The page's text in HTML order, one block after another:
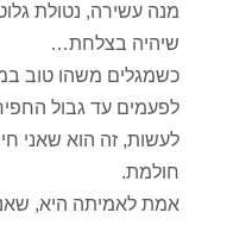
מנה עשירה, נטולת
שיהיה בצלחת…
כשמגלים משהו טוב
לפעמים עד גבול
לעשות, זה הוא שאני
חולמת.
אמת לאמיתה היא,